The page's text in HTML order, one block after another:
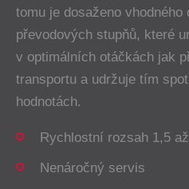
tomu je dosaženo vhodného
převodových stupňů, které
v optimálních otáčkách jak
transportu a udržuje tím
hodnotách.
Rychlostní rozsah 1,5
Nenáročný servis